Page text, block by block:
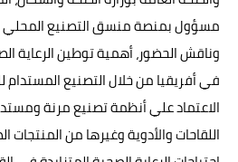
مسؤول بمنصة منسق التصنيع المحلي
وناقش الحضور، أهمية توطين الرعاية
في أفريقيا من خلال التصنيع المستدام
الاعتماد علي أنظمة تصنيع مرنة
اللقاحات والأدوية وغيرها من المنتجات